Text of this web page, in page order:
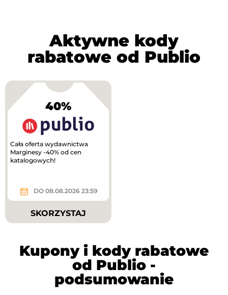
Aktywne kody
rabatowe od Publio
40%
Cała oferta wydawnictwa
Marginesy -40% od cen
katalogowych!
DO 08.08.2026 23:59
SKORZYSTAJ
Kupony i kody rabatowe
od Publio -
podsumowanie